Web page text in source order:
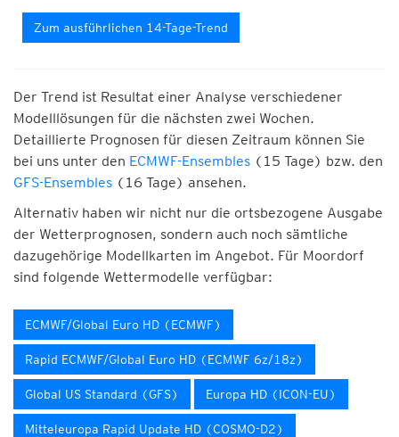
Zum ausführlichen 14-Tage-Trend
Der Trend ist Resultat einer Analyse verschiedener
Modelllösungen für die nächsten zwei Wochen.
Detaillierte Prognosen für diesen Zeitraum können Sie
bei uns unter den ECMWF-Ensembles (15 Tage) bzw. den
GFS-Ensembles (16 Tage) ansehen.
Alternativ haben wir nicht nur die ortsbezogene Ausgabe
der Wetterprognosen, sondern auch noch sämtliche
dazugehörige Modellkarten im Angebot. Für Moordorf
sind folgende Wettermodelle verfügbar:
ECMWF/Global Euro HD (ECMWF)
Rapid ECMWF/Global Euro HD (ECMWF 6z/18z)
Global US Standard (GFS) Europa HD (ICON-EU)
Mitteleuropa Rapid Update HD (COSMO-D2)